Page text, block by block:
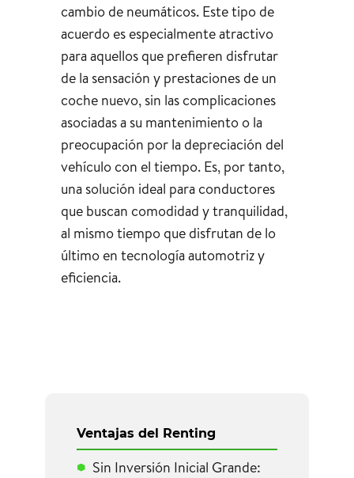
cambio de neumáticos. Este tipo de
acuerdo es especialmente atractivo
para aquellos que prefieren disfrutar
de la sensación y prestaciones de un
coche nuevo, sin las complicaciones
asociadas a su mantenimiento o la
preocupación por la depreciación del
vehículo con el tiempo. Es, por tanto,
una solución ideal para conductores
que buscan comodidad y tranquilidad,
al mismo tiempo que disfrutan de lo
último en tecnología automotriz y
eficiencia.
Ventajas del Renting
Sin Inversión Inicial Grande: